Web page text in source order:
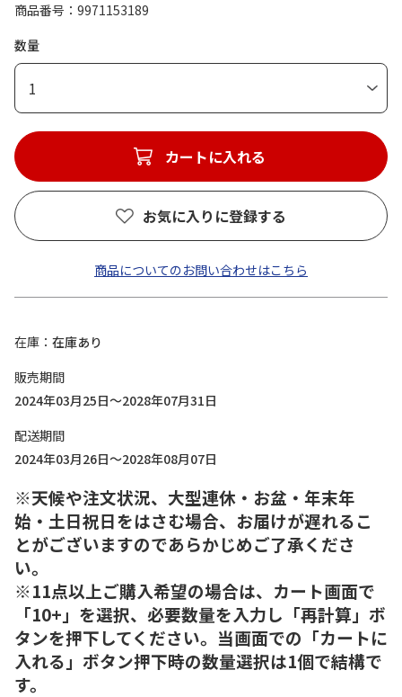
商品番号
9971153189
数量
1
カートに入れる
お気に入りに登録する
商品についてのお問い合わせはこちら
在庫
在庫あり
販売期間
2024年03月25日～2028年07月31日
配送期間
2024年03月26日～2028年08月07日
※天候や注文状況、大型連休・お盆・年末年
始・土日祝日をはさむ場合、お届けが遅れるこ
とがございますのであらかじめご了承くださ
い。
※11点以上ご購入希望の場合は、カート画面で
「10+」を選択、必要数量を入力し「再計算」ボ
タンを押下してください。当画面での「カートに
入れる」ボタン押下時の数量選択は1個で結構で
す。